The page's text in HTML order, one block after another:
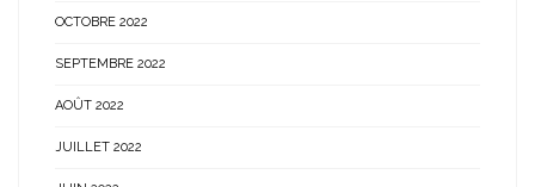
OCTOBRE 2022
SEPTEMBRE 2022
AOÛT 2022
JUILLET 2022